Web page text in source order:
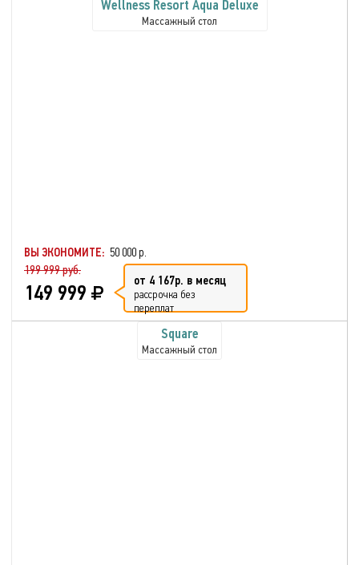
Wellness Resort Aqua Deluxe
Массажный стол
ВЫ ЭКОНОМИТЕ: 50 000 р.
199 999 руб.
149 999 от 4 167р. в месяц
рассрочка без
переплат
Square
Массажный стол